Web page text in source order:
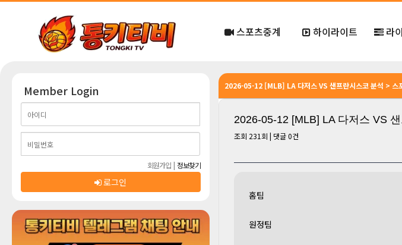
스포츠중계 하이라이트 라
2026-05-12 [MLB] LA 다저스 VS 샌프란시스코 분석 > 스
2026-05-12 [MLB] LA 다저스 VS
조회 231회 | 댓글0건
홈팀
원정팀
Member Login
회원가입 | 정보찾기
로그인